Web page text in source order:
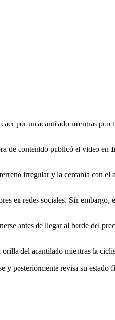
por un acantilado mientras
de contenido publicó el video en
irregular y la cercanía con el
en redes sociales. Sin embargo,
antes de llegar al borde del
del acantilado mientras la
y posteriormente revisa su estado